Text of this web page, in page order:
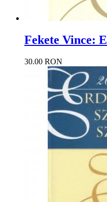
Fekete Vince:
30.00 RON